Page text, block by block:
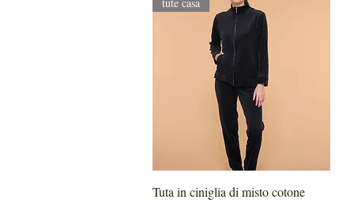
Vista rapida
Tuta in ciniglia di misto cotone